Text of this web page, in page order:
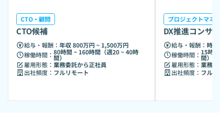
CTO・顧問
CTO候補
給与・報酬： 年収 800万円 ~ 1,500万円
稼働時間： 80時間 ~ 160時間（週20 ~ 40時
間）
雇用形態： 業務委託から正社員
出社頻度： フルリモート
プロジェクトマネ
DX推進コンサ
給与・報酬： 時
稼働時間： 15時
間）
雇用形態： 業務
出社頻度： フル